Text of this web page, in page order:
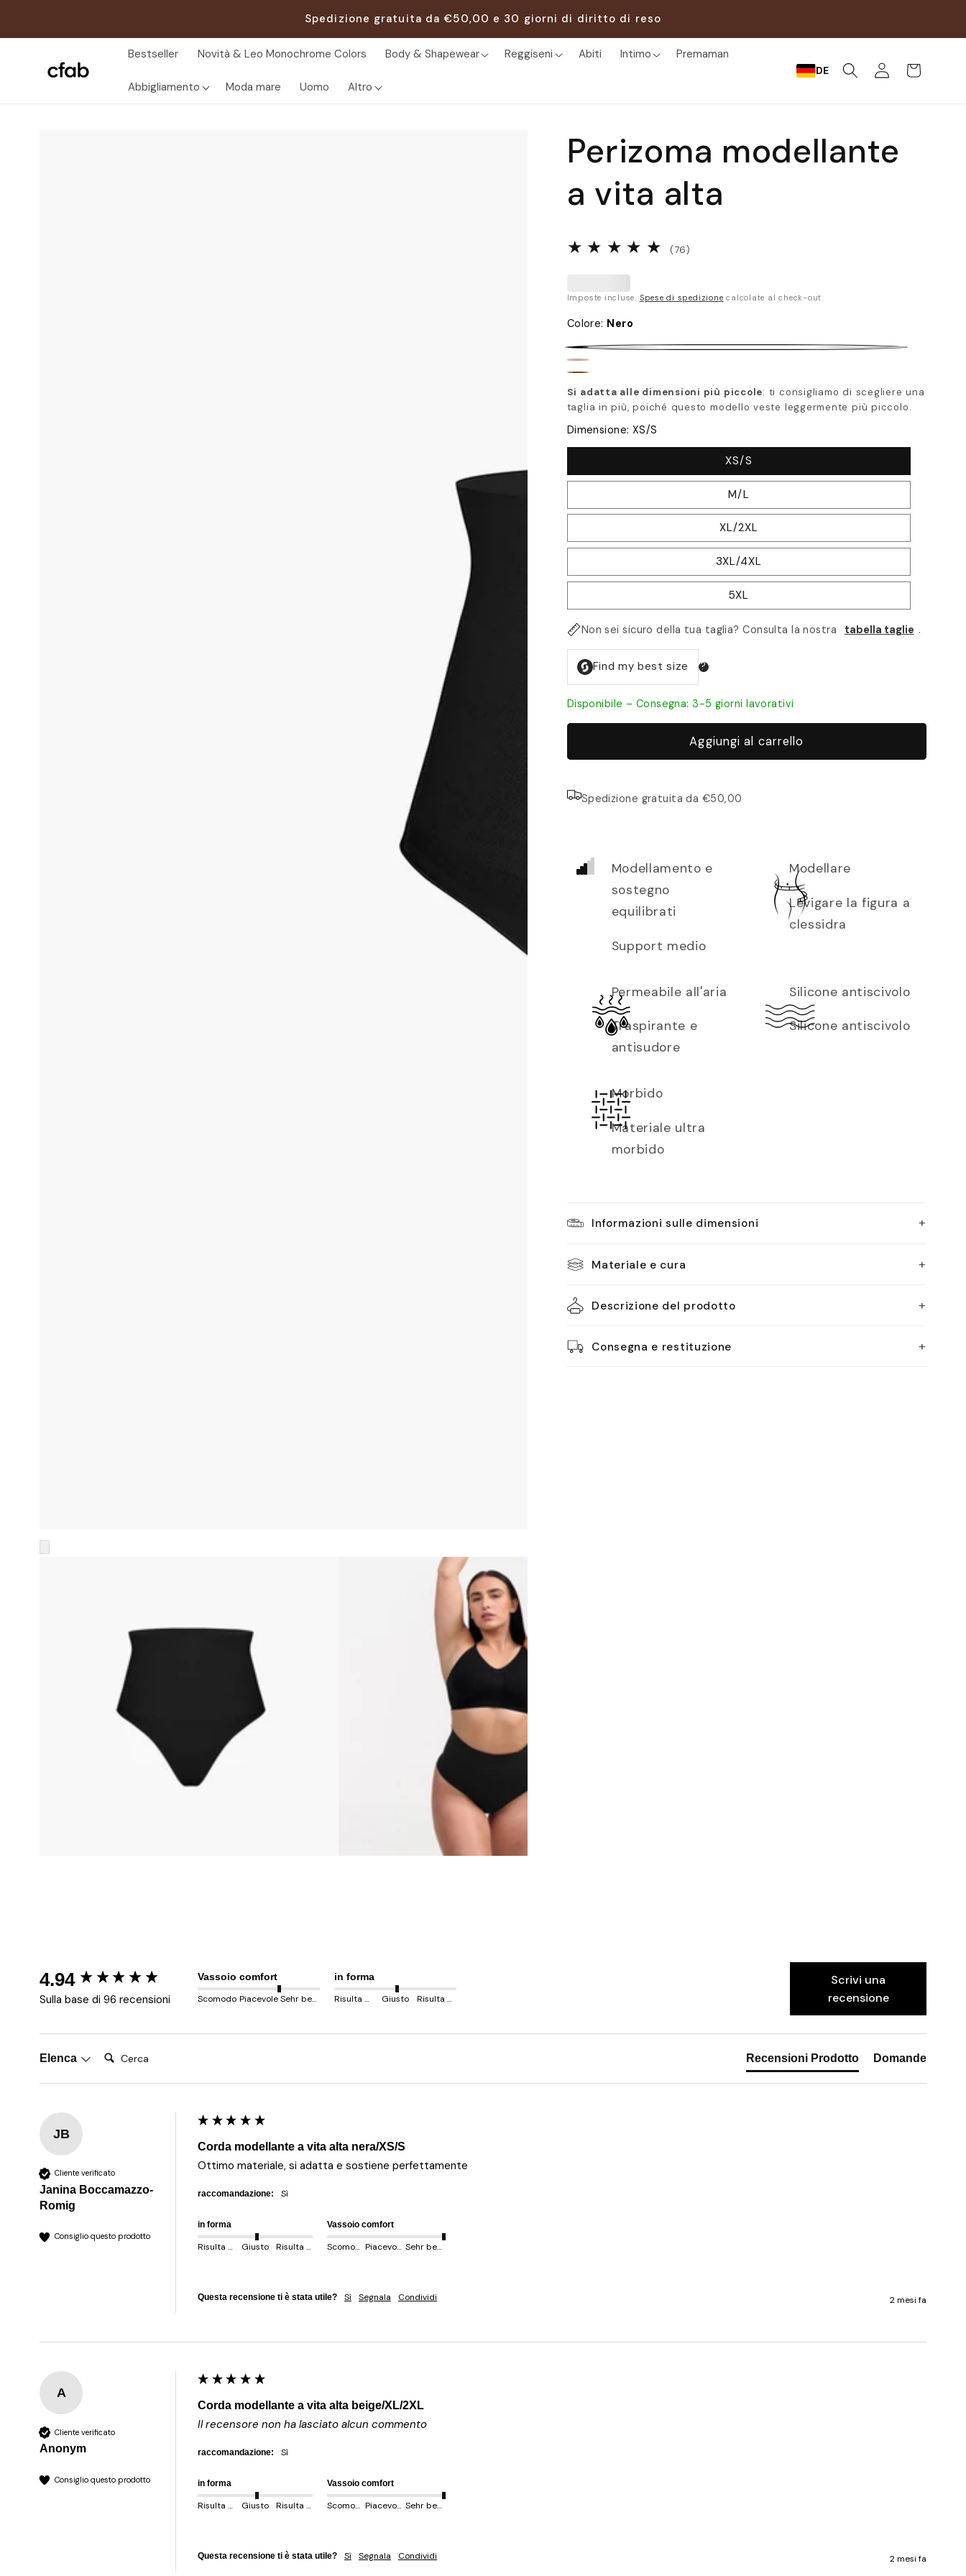
Spedizione gratuita da €50,00 e 30 giorni di diritto di reso
Bestseller Novità & Leo Monochrome Colors Body & Shapewear Reggiseni Abiti Intimo Premaman
Abbigliamento Moda mare Uomo Altro
DE Accedi Carrello
Perizoma modellante
a vita alta
(76)
Imposte incluse. Spese di spedizione calcolate al check-out.
Colore: Nero
Nero
Beige
Si adatta alle dimensioni più piccole: ti consigliamo di scegliere una
taglia in più, poiché questo modello veste leggermente più piccolo.
Dimensione: XS/S
XS/S
M/L
XL/2XL
3XL/4XL
5XL
Non sei sicuro della tua taglia? Consulta la nostra tabella taglie .
Disponibile – Consegna: 3-5 giorni lavorativi
Aggiungi al carrello
Spedizione gratuita da €50,00
Modellamento e
sostegno
equilibrati
Support medio
Modellare
Levigare la figura a
clessidra
Permeabile all'aria
Traspirante e
antisudore
Silicone antiscivolo
Silicone antiscivolo
Morbido
Materiale ultra
morbido
Informazioni sulle dimensioni +
Materiale e cura +
Descrizione del prodotto +
Consegna e restituzione +
4.94
Sulla base di 96 recensioni
Vassoio comfort
Scomodo Piacevole Sehr behem
in forma
Risulta più piccolo
Giusto Risulta più grande
Scrivi una
recensione
Elenca Cerca: Recensioni Prodotto Domande
JB
Cliente verificato
Janina Boccamazzo-
Romig
Consiglio questo prodotto
Corda modellante a vita alta nera/XS/S
Ottimo materiale, si adatta e sostiene perfettamente
raccomandazione: sì
in forma
Risulta più piccolo Giusto Risulta più grande
Vassoio comfort
Scomodo Piacevole Sehr behem
Questa recensione ti è stata utile? Sì Segnala Condividi 2 mesi fa
A
Cliente verificato
Anonym
Consiglio questo prodotto
Corda modellante a vita alta beige/XL/2XL
Il recensore non ha lasciato alcun commento
raccomandazione: sì
in forma
Risulta più piccolo Giusto Risulta più grande
Vassoio comfort
Scomodo Piacevole Sehr behem
Questa recensione ti è stata utile? Sì Segnala Condividi 2 mesi fa
New content loaded